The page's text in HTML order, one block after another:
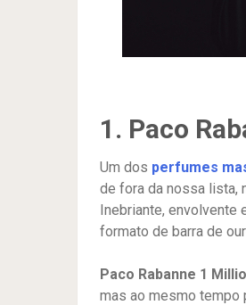
1. Paco
Um dos perfumes
de fora da nossa lista,
Inebriante, envolvente
formato de barra de
Paco Rabanne 1
mas ao mesmo tempo